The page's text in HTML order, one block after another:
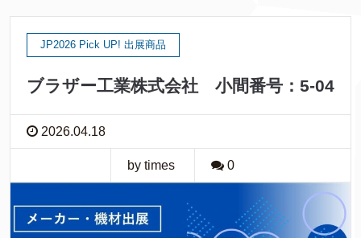
JP2026 Pick UP! 出展商品
ブラザー工業株式会社 小間番号：5-04
2026.04.18
by times 0